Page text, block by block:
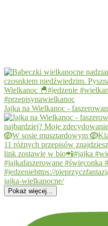
Jajka na Wielkanoc -
Pokaż więcej...